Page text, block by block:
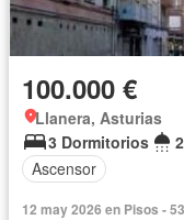
100.000 €
Llanera, Asturias
3 Dormitorios
Ascensor
12 may 2026 en Pisos -